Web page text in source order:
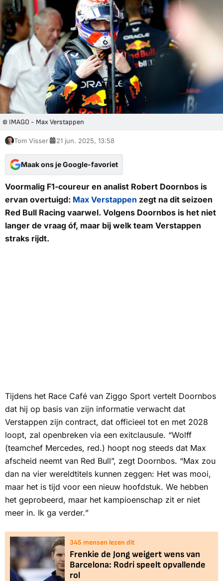
© IMAGO - Max Verstappen
Tom Visser 21 jun. 2025, 13:58
Maak ons je Google-favoriet
Voormalig F1-coureur en analist Robert Doornbos is
ervan overtuigd: Max Verstappen zegt na dit seizoen
Red Bull Racing vaarwel. Volgens Doornbos is het niet
langer de vraag óf, maar bij welk team Verstappen
straks rijdt.
Tijdens het Race Café van Ziggo Sport vertelt Doornbos
dat hij op basis van zijn informatie verwacht dat
Verstappen zijn contract, dat officieel tot en met 2028
loopt, zal openbreken via een exitclausule. “Wolff
(teamchef Mercedes, red.) hoopt nog steeds dat Max
afscheid neemt van Red Bull”, zegt Doornbos. “Max zou
dan na vier wereldtitels kunnen zeggen: Het was mooi,
maar het is tijd voor een nieuw hoofdstuk. We hebben
het geprobeerd, maar het kampioenschap zit er niet
meer in. Ik ga verder.”
345 mensen lezen dit
Frenkie de Jong weigert wens van
Barcelona: Rodri speelt opvallende
rol